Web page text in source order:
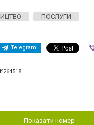
ПОСЛУГИ
Telegram
Показати номер